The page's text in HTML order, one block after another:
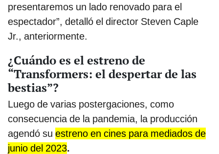
presentaremos un lado renovado para el
espectador”, detalló el director Steven Caple
Jr., anteriormente.
¿Cuándo es el estreno de
“Transformers: el despertar de las
bestias”?
Luego de varias postergaciones, como
consecuencia de la pandemia, la producción
agendó su estreno en cines para mediados de
junio del 2023.